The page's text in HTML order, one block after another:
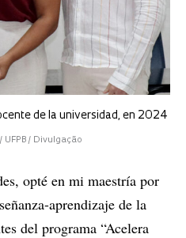
de la universidad, en 2024
UFPB / Divulgação
opté en mi maestría por
aprendizaje de la
del programa “Acelera